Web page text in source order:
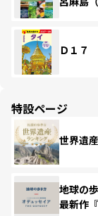
Ｄ１７
特設ページ
世界遺
地球の
最新作